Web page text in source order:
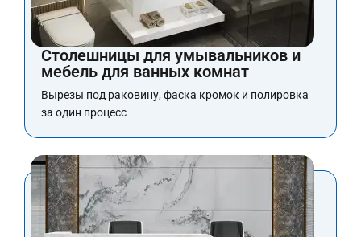
Столешницы для умывальников и
мебель для ванных комнат
Вырезы под раковину, фаска кромок и полировка
за один процесс